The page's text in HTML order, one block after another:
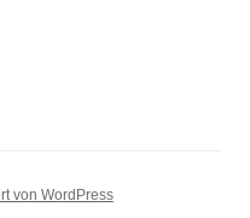
von WordPress